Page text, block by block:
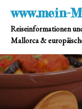
content
www.mein-
Reiseinformationen
Mallorca &